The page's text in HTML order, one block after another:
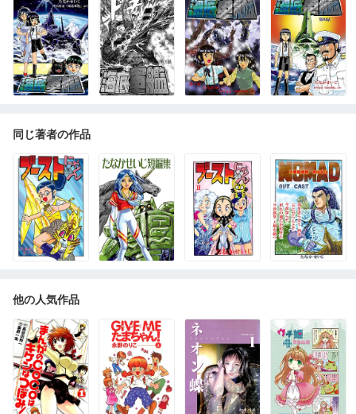
同じ著者の作品
他の人気作品